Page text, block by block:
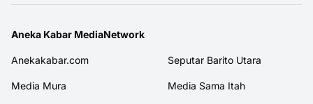
Aneka Kabar MediaNetwork
Anekakabar.com Seputar Barito Utara
Media Mura Media Sama Itah